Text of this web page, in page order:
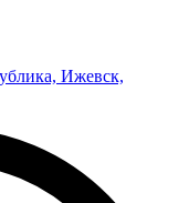
Ижевск,